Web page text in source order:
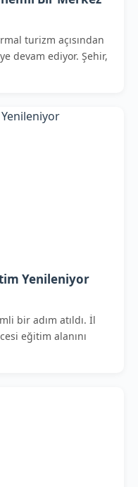
turizm açısından
devam ediyor. Şehir,
Yenileniyor
bir adım atıldı. İl
eğitim alanını